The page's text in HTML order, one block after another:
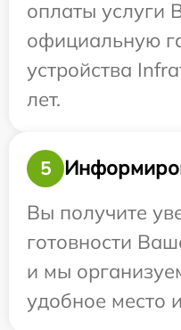
оплаты услуги
официальную
устройства
лет.
5
Вы получите
готовности
и мы
удобное место